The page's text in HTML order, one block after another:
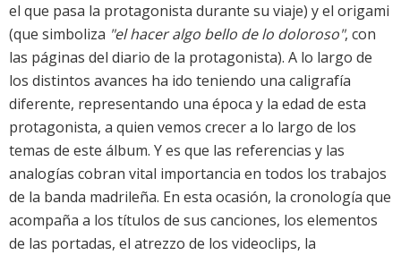
el que pasa la protagonista durante su viaje) y el origami
(que simboliza "el hacer algo bello de lo doloroso", con
las páginas del diario de la protagonista). A lo largo de
los distintos avances ha ido teniendo una caligrafía
diferente, representando una época y la edad de esta
protagonista, a quien vemos crecer a lo largo de los
temas de este álbum. Y es que las referencias y las
analogías cobran vital importancia en todos los trabajos
de la banda madrileña. En esta ocasión, la cronología que
acompaña a los títulos de sus canciones, los elementos
de las portadas, el atrezzo de los videoclips, la